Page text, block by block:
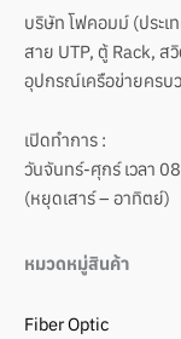
บริษัท โฟคอมม์ (ประ
สาย UTP, ตู้ Rack, ส
อุปกรณ์เครือข่ายครบ
เปิดทำการ :
วันจันทร์-ศุกร์ เวลา
(หยุดเสาร์ – อาทิตย์)
หมวดหมู่สินค้า
Fiber Optic